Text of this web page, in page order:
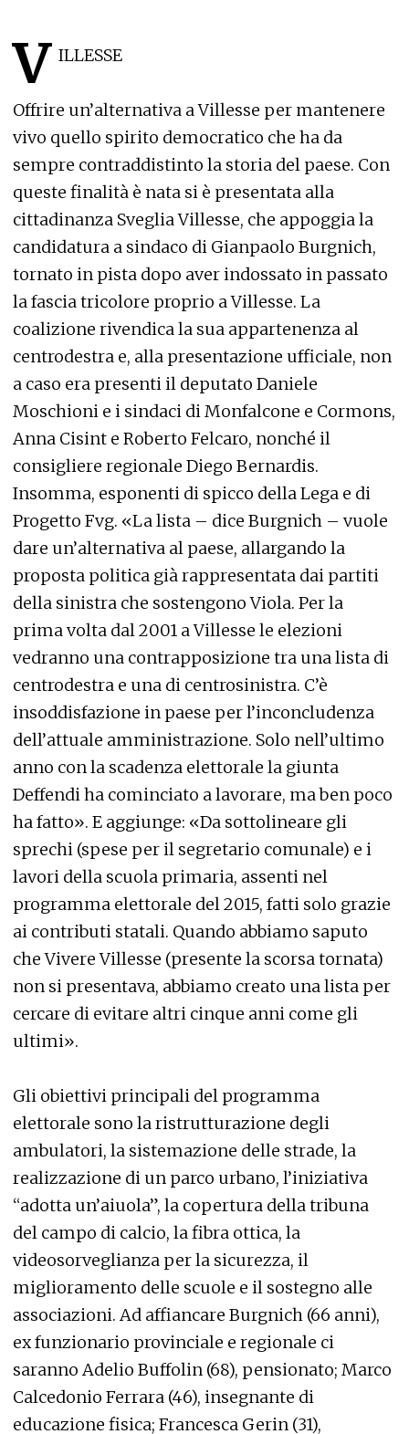
V ILLESSE
Offrire un’alternativa a Villesse per mantenere
vivo quello spirito democratico che ha da
sempre contraddistinto la storia del paese. Con
queste finalità è nata si è presentata alla
cittadinanza Sveglia Villesse, che appoggia la
candidatura a sindaco di Gianpaolo Burgnich,
tornato in pista dopo aver indossato in passato
la fascia tricolore proprio a Villesse. La
coalizione rivendica la sua appartenenza al
centrodestra e, alla presentazione ufficiale, non
a caso era presenti il deputato Daniele
Moschioni e i sindaci di Monfalcone e Cormons,
Anna Cisint e Roberto Felcaro, nonché il
consigliere regionale Diego Bernardis.
Insomma, esponenti di spicco della Lega e di
Progetto Fvg. «La lista – dice Burgnich – vuole
dare un’alternativa al paese, allargando la
proposta politica già rappresentata dai partiti
della sinistra che sostengono Viola. Per la
prima volta dal 2001 a Villesse le elezioni
vedranno una contrapposizione tra una lista di
centrodestra e una di centrosinistra. C’è
insoddisfazione in paese per l’inconcludenza
dell’attuale amministrazione. Solo nell’ultimo
anno con la scadenza elettorale la giunta
Deffendi ha cominciato a lavorare, ma ben poco
ha fatto». E aggiunge: «Da sottolineare gli
sprechi (spese per il segretario comunale) e i
lavori della scuola primaria, assenti nel
programma elettorale del 2015, fatti solo grazie
ai contributi statali. Quando abbiamo saputo
che Vivere Villesse (presente la scorsa tornata)
non si presentava, abbiamo creato una lista per
cercare di evitare altri cinque anni come gli
ultimi».
Gli obiettivi principali del programma
elettorale sono la ristrutturazione degli
ambulatori, la sistemazione delle strade, la
realizzazione di un parco urbano, l’iniziativa
“adotta un’aiuola”, la copertura della tribuna
del campo di calcio, la fibra ottica, la
videosorveglianza per la sicurezza, il
miglioramento delle scuole e il sostegno alle
associazioni. Ad affiancare Burgnich (66 anni),
ex funzionario provinciale e regionale ci
saranno Adelio Buffolin (68), pensionato; Marco
Calcedonio Ferrara (46), insegnante di
educazione fisica; Francesca Gerin (31),